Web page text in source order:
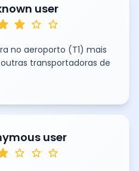
user
star star star
no aeroporto (T1) mais
transportadoras de
user
star star star